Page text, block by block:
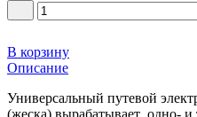
В корзину
Описание
Универсальный путевой
(жеска) вырабатывает одно- и